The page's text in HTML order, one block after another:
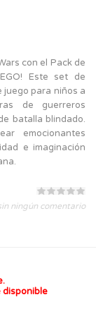
con el Pack de
Este set de
para niños a
de guerreros
batalla blindado.
emocionantes
e imaginación
ningún comentario